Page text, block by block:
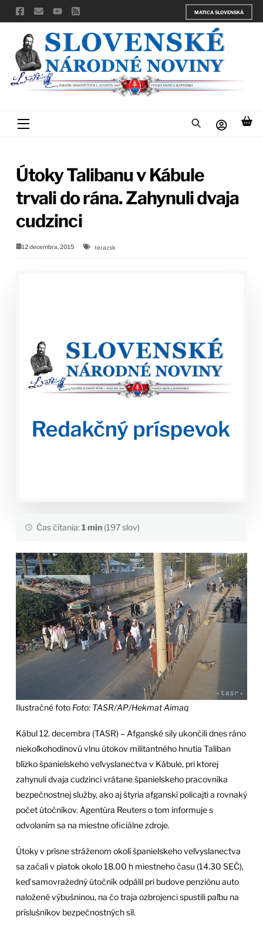
Skip
to
content
MATICA SLOVENSKÁ
Menu
Útoky Talibanu v Kábule
trvali do rána. Zahynuli dvaja
cudzinci
12 decembra, 2015 terazsk
Čas čítania:1 min(197 slov)
Ilustračné foto Foto: TASR/AP/Hekmat Aimaq
Kábul 12. decembra (TASR) – Afganské sily ukončili dnes ráno
niekoľkohodinovú vlnu útokov militantného hnutia Taliban
blízko španielskeho veľvyslanectva v Kábule, pri ktorej
zahynuli dvaja cudzinci vrátane španielskeho pracovníka
bezpečnostnej služby, ako aj štyria afganskí policajti a rovnaký
počet útočníkov. Agentúra Reuters o tom informuje s
odvolaním sa na miestne oficiálne zdroje.
Útoky v prísne stráženom okolí španielskeho veľvyslanectva
sa začali v piatok okolo 18.00 h miestneho času (14.30 SEČ),
keď samovražedný útočník odpálil pri budove penziónu auto
naložené výbušninou, na čo traja ozbrojenci spustili paľbu na
príslušníkov bezpečnostných síl.